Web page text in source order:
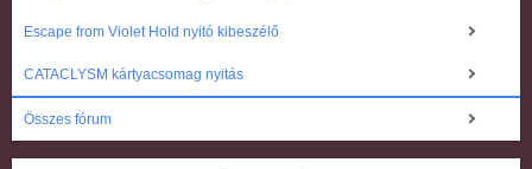
Escape from Violet Hold nyitó kibeszélő
CATACLYSM kártyacsomag nyitás
Összes fórum